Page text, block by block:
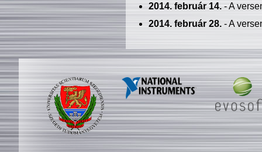
2014. február 14.- A
2014. február 28.- A